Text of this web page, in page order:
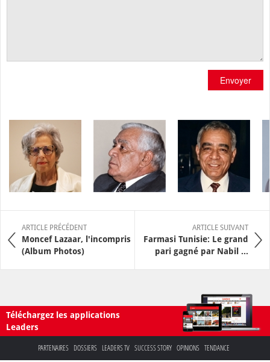
Envoyer
ARTICLE PRÉCÉDENT
Moncef Lazaar, l'incompris
(Album Photos)
ARTICLE SUIVANT
Farmasi Tunisie: Le grand
pari gagné par Nabil ...
Téléchargez les applications
Leaders
PARTENAIRES DOSSIERS LEADERS TV SUCCESS STORY OPINIONS TENDANCE